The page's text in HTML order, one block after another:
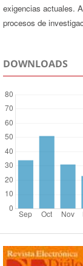
exigencias actuales.
procesos de
DOWNLOADS